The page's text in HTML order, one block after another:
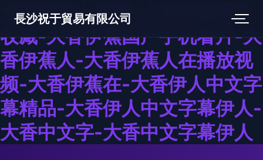
大香网伊人亚洲-大香线蕉综合
收藏-大香伊蕉国产手机看片-大
香伊蕉人-大香伊蕉人在播放视
频-大香伊蕉在-大香伊人中文字
幕精品-大香伊人中文字幕伊人-
大香中文字-大香中文字幕伊人
長沙祝于貿易有限公司